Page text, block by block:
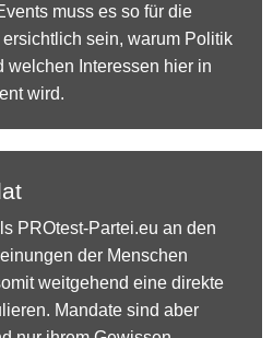
muss es so für die
sein, warum Politik
welchen Interessen hier in
wird.
PROtest-Partei.eu an den
der Menschen
weitgehend eine direkte
Mandate sind aber